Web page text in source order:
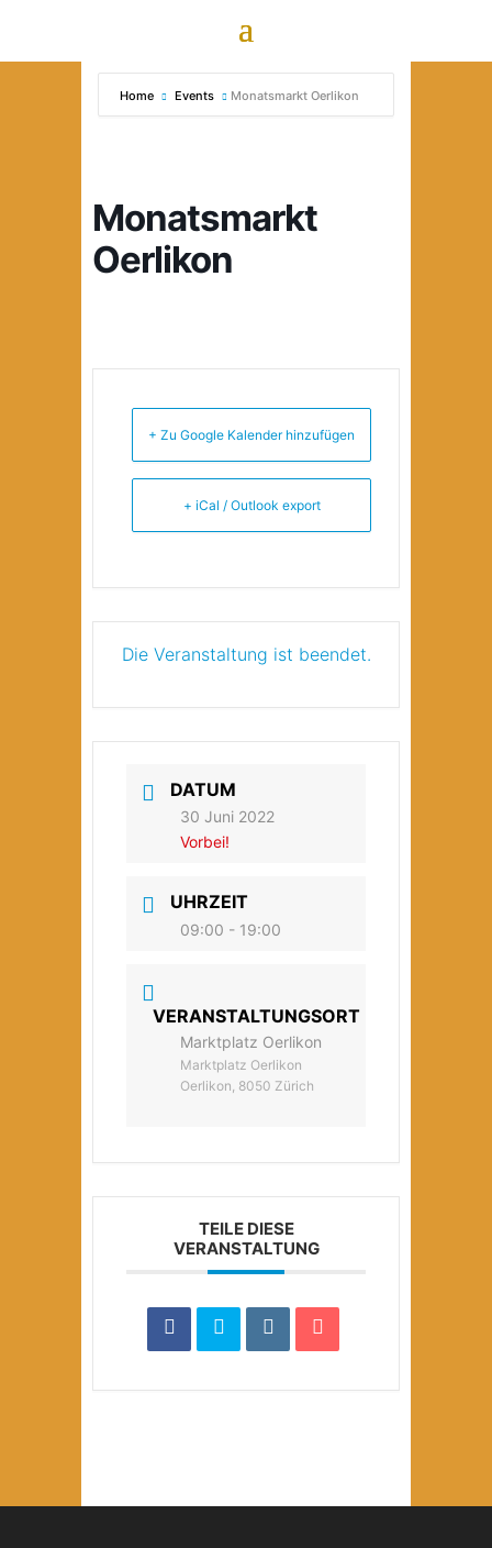
Home Events Monatsmarkt Oerlikon
Monatsmarkt
Oerlikon
+ Zu Google Kalender hinzufügen
+ iCal / Outlook export
Die Veranstaltung ist beendet.
DATUM
30 Juni 2022
Vorbei!
UHRZEIT
09:00 - 19:00
VERANSTALTUNGSORT
Marktplatz Oerlikon
Marktplatz Oerlikon
Oerlikon, 8050 Zürich
TEILE DIESE
VERANSTALTUNG